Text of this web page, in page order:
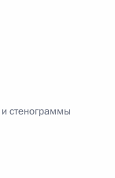
стенограммы